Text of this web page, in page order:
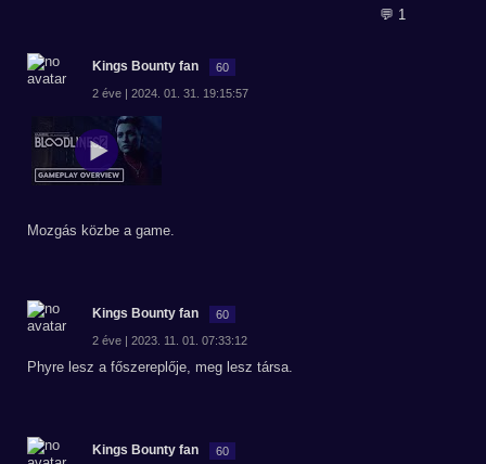
💬 1
Kings Bounty fan 60
2 éve | 2024. 01. 31. 19:15:57
Mozgás közbe a game.
Kings Bounty fan 60
2 éve | 2023. 11. 01. 07:33:12
Phyre lesz a főszereplője, meg lesz társa.
Kings Bounty fan 60